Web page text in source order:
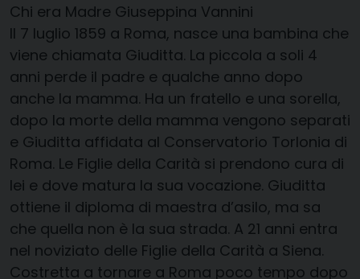
Chi era Madre Giuseppina Vannini
Il 7 luglio 1859 a Roma, nasce una bambina che
viene chiamata Giuditta. La piccola a soli 4
anni perde il padre e qualche anno dopo
anche la mamma. Ha un fratello e una sorella,
dopo la morte della mamma vengono separati
e Giuditta affidata al Conservatorio Torlonia di
Roma. Le Figlie della Carità si prendono cura di
lei e dove matura la sua vocazione. Giuditta
ottiene il diploma di maestra d’asilo, ma sa
che quella non è la sua strada. A 21 anni entra
nel noviziato delle Figlie della Carità a Siena.
Costretta a tornare a Roma poco tempo dopo